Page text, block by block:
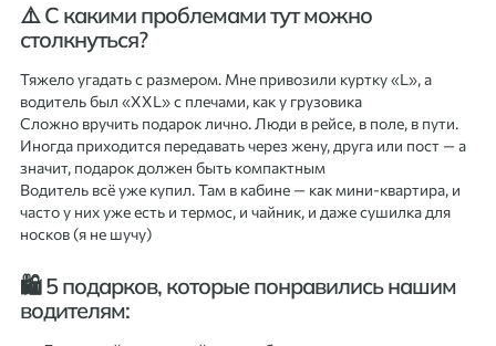
⚠️ С какими проблемами тут можно
столкнуться?
Тяжело угадать с размером. Мне привозили куртку «L», а
водитель был «XXL» с плечами, как у грузовика
Сложно вручить подарок лично. Люди в рейсе, в поле, в пути.
Иногда приходится передавать через жену, друга или пост — а
значит, подарок должен быть компактным
Водитель всё уже купил. Там в кабине — как мини-квартира, и
часто у них уже есть и термос, и чайник, и даже сушилка для
носков (я не шучу)
🛍 5 подарков, которые понравились нашим
водителям: